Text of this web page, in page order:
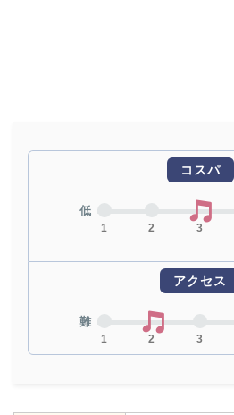
コスパ
低
1 2 3
アクセス
難
1 2 3